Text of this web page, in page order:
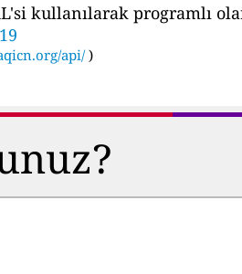
kullanılarak programlı
api/ )